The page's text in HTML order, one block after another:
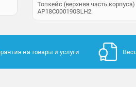
Топкейс (верхняя часть
AP18C000190SLH2
на товары и услуги